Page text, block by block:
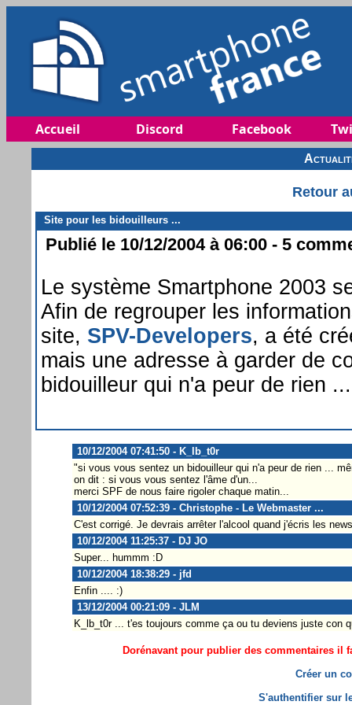
Accueil Discord Facebook
Retour
Site pour les bidouilleurs ...
Publié le 10/12/2004 à 06:00 - 5
Le système Smartphone 2003
Afin de regrouper les
site, SPV-Developers, a été
mais une adresse à garder de
bidouilleur qui n'a peur de rien
10/12/2004 07:41:50 - K_lb_t0r
"si vous vous sentez un bidouilleur qui n'a peur de rien ...
on dit : si vous vous sentez l'âme d'un...
merci SPF de nous faire rigoler chaque matin...
10/12/2004 07:52:39 - Christophe - Le Webmaster ...
C'est corrigé. Je devrais arrêter l'alcool quand j'écris les
10/12/2004 11:25:37 - DJ JO
Super... hummm :D
10/12/2004 18:38:29 - jfd
Enfin .... :)
13/12/2004 00:21:09 - JLM
K_lb_t0r ... t'es toujours comme ça ou tu deviens juste con
Dorénavant pour publier des commentaires il
Créer un
S'authentifier sur